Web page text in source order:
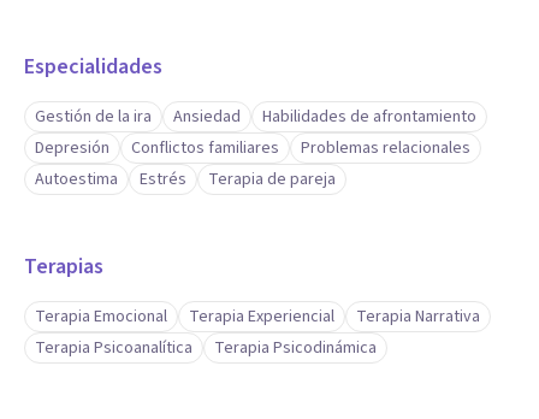
Especialidades
Gestión de la ira Ansiedad
Habilidades de afrontamiento
Depresión
Conflictos familiares
Problemas relacionales
Autoestima
Estrés Terapia de pareja
Terapias
Terapia Emocional Terapia Experiencial
Terapia Narrativa
Terapia Psicoanalítica
Terapia Psicodinámica